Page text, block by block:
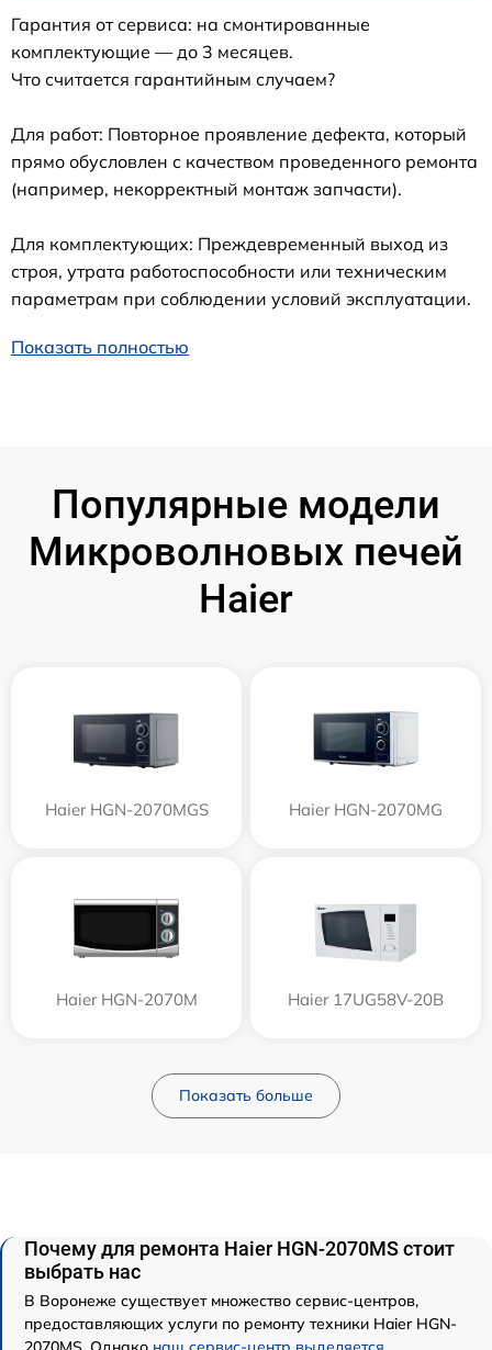
Гарантия от сервиса: на смонтированные
комплектующие — до 3 месяцев.
Что считается гарантийным случаем?
Для работ: Повторное проявление дефекта, который
прямо обусловлен с качеством проведенного ремонта
(например, некорректный монтаж запчасти).
Для комплектующих: Преждевременный выход из
строя, утрата работоспособности или техническим
параметрам при соблюдении условий эксплуатации.
Показать полностью
Популярные модели
Микроволновых печей
Haier
Haier HGN-2070MGS Haier HGN-2070MG
Haier HGN-2070M Haier 17UG58V-20B
Показать больше
Почему для ремонта Haier HGN-2070MS стоит
выбрать нас
В Воронеже существует множество сервис-центров,
предоставляющих услуги по ремонту техники Haier HGN-